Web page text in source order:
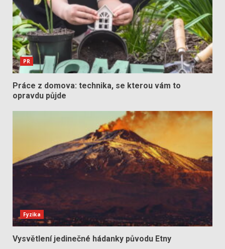
PR
Práce z domova: technika, se kterou vám to
opravdu půjde
Fyzika
Vysvětlení jedinečné hádanky původu Etny